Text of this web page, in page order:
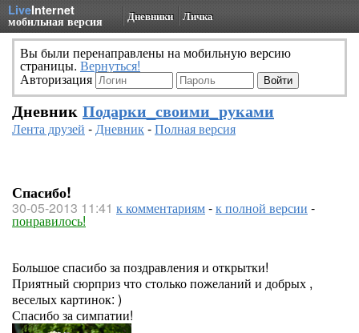
LiveInternet
мобильная версия Дневники Личка
Вы были перенаправлены на мобильную версию
страницы. Вернуться!
Авторизация
Дневник Подарки_своими_руками
Лента друзей -Дневник-Полная версия
Спасибо!
30-05-2013 11:41 к комментариям-к полной версии -
понравилось!
Большое спасибо за поздравления и открытки!
Приятный сюрприз что столько пожеланий и добрых ,
веселых картинок: )
Спасибо за симпатии!